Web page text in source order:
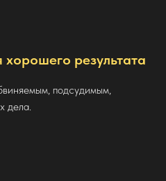
результата
подсудимым,
дела.